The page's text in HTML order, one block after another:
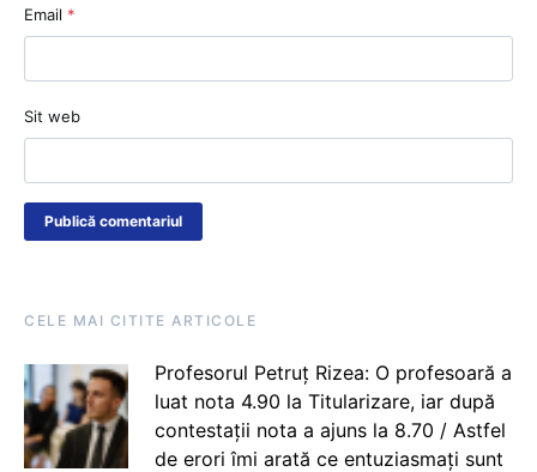
Email *
Sit web
CELE MAI CITITE ARTICOLE
Profesorul Petruț Rizea: O profesoară a
luat nota 4.90 la Titularizare, iar după
contestații nota a ajuns la 8.70 / Astfel
de erori îmi arată ce entuziasmați sunt